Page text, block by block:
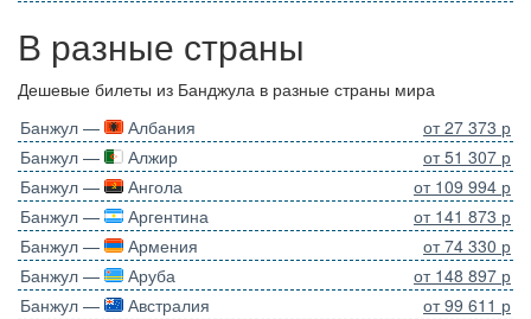
В разные страны
Дешевые билеты из Банджула в разные страны мира
Банжул —
Албания
от 27 373 р
Банжул —
Алжир
от 51 307 р
Банжул —
Ангола
от 109 994 р
Банжул —
Аргентина
от 141 873 р
Банжул —
Армения
от 74 330 р
Банжул —
Аруба
от 148 897 р
Банжул —
Австралия
от 99 611 р